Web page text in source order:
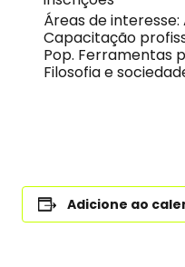
Áreas de interesse:
Capacitação
Pop. Ferramentas
Filosofia e
Adicione ao